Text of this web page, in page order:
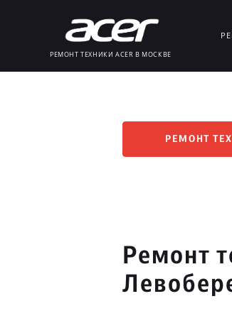
РЕМОНТ ТЕХНИКИ ACER В МОСКВЕ
РЕМОНТ
Ремонт